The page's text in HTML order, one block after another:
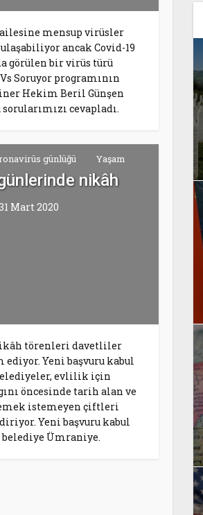
mensup virüsler
ancak Covid-19
görülen bir virüs türü
Soruyor programının
Hekim Beril Günşen
cevapladı.
günlüğü Yaşam
nikâh
Mart 2020
törenleri davetliler
ediyor. Yeni başvuru kabul
evlilik için
öncesinde tarih alan ve
istemeyen çiftleri
Yeni başvuru kabul
belediye Ümraniye.